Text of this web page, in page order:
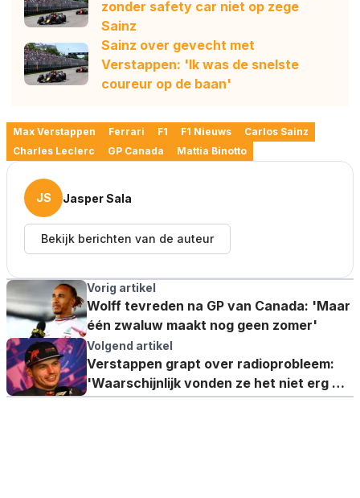
zonder safety car niet op zege
Sainz
Sainz over gevecht met
Verstappen: 'Ik was de snelste
coureur op de baan'
Max Verstappen Ferrari F1 F1 Nieuws
Carlos Sainz
Charles Leclerc
GP Canada Mattia Binotto
JS Jasper Sala
Bekijk berichten van de auteur
Vorig artikel
Wolff tevreden na GP van Canada: 'Maar
één zwaluw maakt nog geen zomer'
Volgend artikel
Verstappen grapt over radioprobleem:
'Waarschijnlijk vonden ze het niet erg mij
niet te horen'